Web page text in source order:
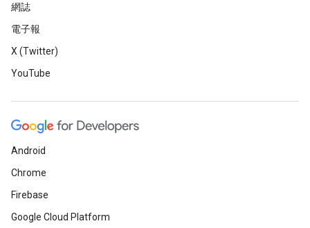
網誌
電子報
X (Twitter)
YouTube
Android
Chrome
Firebase
Google Cloud Platform